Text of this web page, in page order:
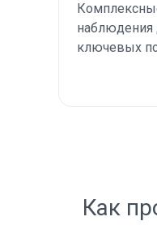
наблюдения
ключевых
Как